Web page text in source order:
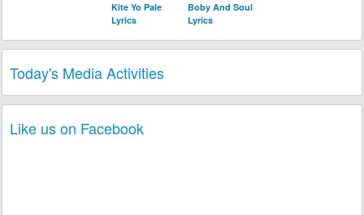
Kite Yo Pale
Lyrics
Boby And Soul
Lyrics
Today's Media Activities
Like us on Facebook